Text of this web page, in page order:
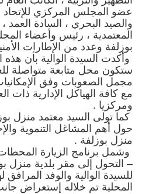
عضو المجلس المركزي للإتحاد
والصيد البحري ، السادة العمد
المعتمدية ، رئيس وأعضاء
بوزلفة وعدد من الإطارات
وأكدت السيدة الوالية بأن هذه
ستكون محل متابعة متواصلة
مجمل الصعوبات وفق
مع كافة الهياكل الإدارية ذات
ومركزيا .
كما تولى السيد معتمد منزل
حول أهم المشاغل التنموية
منزل بوزلفة .
وشمل برنامج الزيارة المحطات
– التحول إلى مقر بلدية منزل
للسيدة الوالية والوفد المرافق
المحلية تم خلاله إستعراض